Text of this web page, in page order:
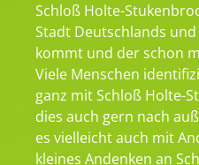
Schloß Holte-
Stadt Deutschlands
kommt und der schon
Viele Menschen
ganz mit Schloß Holte-
dies auch gern nach
es vielleicht auch mit
kleines Andenken an